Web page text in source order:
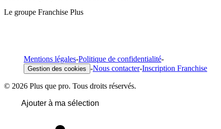
Le groupe Franchise Plus
Mentions légales-Politique de confidentialité-
Gestion des cookies -Nous contacter-Inscription Franchise
© 2026 Plus que pro. Tous droits réservés.
Ajouter à ma sélection